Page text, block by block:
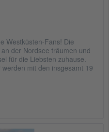
Westküsten-Fans! Die
der Nordsee träumen und
für die Liebsten zuhause.
mit den insgesamt 19